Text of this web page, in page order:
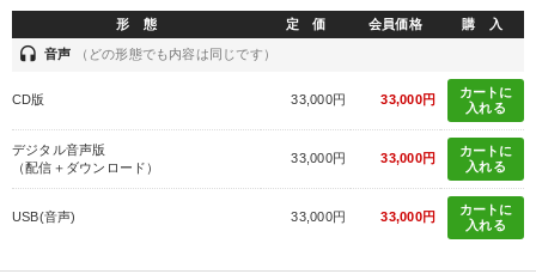
形 態 定 価 会員価格 購 入
headset 音声 （どの形態でも内容は同じです）
CD版 33,000円 33,000円
カートに
入れる
デジタル音声版
（配信＋ダウンロード）
33,000円 33,000円
カートに
入れる
USB(音声) 33,000円 33,000円
カートに
入れる